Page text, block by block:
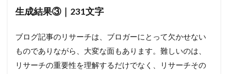
生成結果③｜231文字
ブログ記事のリサーチは、ブロガーにとって欠かせない
ものでありながら、大変な面もあります。難しいのは、
リサーチの重要性を理解するだけでなく、リサーチその